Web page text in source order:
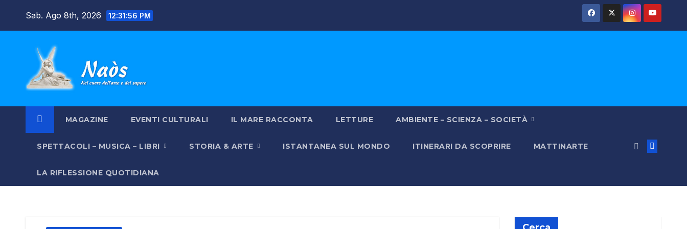
Sab. Ago 8th, 2026 12:31:58 PM
MAGAZINE EVENTI CULTURALI IL MARE RACCONTA LETTURE AMBIENTE – SCIENZA – SOCIETÀ
SPETTACOLI – MUSICA – LIBRI STORIA & ARTE ISTANTANEA SUL MONDO ITINERARI DA SCOPRIRE MATTINARTE
LA RIFLESSIONE QUOTIDIANA